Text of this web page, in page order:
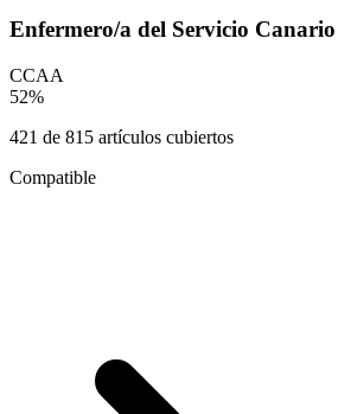
Enfermero/a del Servicio
CCAA
52%
421 de 815 artículos cubiertos
Compatible